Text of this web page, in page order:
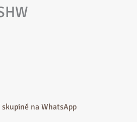
na WhatsApp